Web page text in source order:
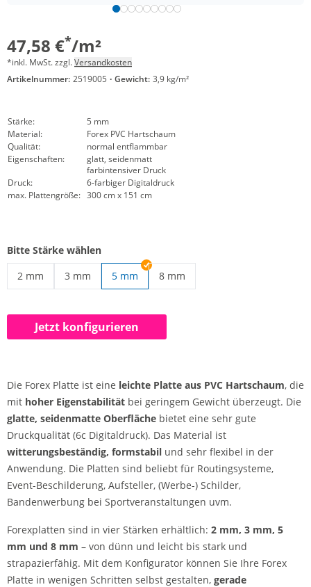
47,58 €*/m²
*inkl. MwSt. zzgl.Versandkosten
Artikelnummer: 2519005 · Gewicht: 3,9 kg/m²
Stärke:
5 mm
Material:
Forex PVC Hartschaum
Qualität:
normal entflammbar
Eigenschaften:
glatt, seidenmatt
farbintensiver Druck
Druck:
6-farbiger Digitaldruck
max. Plattengröße: 300 cm x 151 cm
Bitte Stärke wählen
2 mm
3 mm
5 mm
8 mm
Jetzt konfigurieren
Die Forex Platte ist eine leichte Platte aus PVC Hartschaum, die
mit hoher Eigenstabilität bei geringem Gewicht überzeugt. Die
glatte, seidenmatte Oberfläche bietet eine sehr gute
Druckqualität (6c Digitaldruck). Das Material ist
witterungsbeständig, formstabil und sehr flexibel in der
Anwendung. Die Platten sind beliebt für Routingsysteme,
Event-Beschilderung, Aufsteller, (Werbe-) Schilder,
Bandenwerbung bei Sportveranstaltungen uvm.
Forexplatten sind in vier Stärken erhältlich: 2 mm, 3 mm, 5
mm und 8 mm – von dünn und leicht bis stark und
strapazierfähig. Mit dem Konfigurator können Sie Ihre Forex
Platte in wenigen Schritten selbst gestalten, gerade